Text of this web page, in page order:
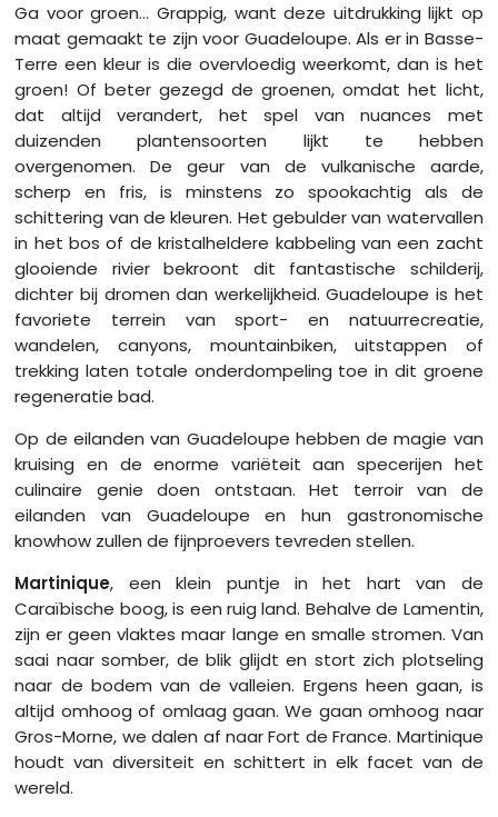
Ga voor groen... Grappig, want deze uitdrukking lijkt op
maat gemaakt te zijn voor Guadeloupe. Als er in Basse-
Terre een kleur is die overvloedig weerkomt, dan is het
groen! Of beter gezegd de groenen, omdat het licht,
dat altijd verandert, het spel van nuances met
duizenden plantensoorten lijkt te hebben
overgenomen. De geur van de vulkanische aarde,
scherp en fris, is minstens zo spookachtig als de
schittering van de kleuren. Het gebulder van watervallen
in het bos of de kristalheldere kabbeling van een zacht
glooiende rivier bekroont dit fantastische schilderij,
dichter bij dromen dan werkelijkheid. Guadeloupe is het
favoriete terrein van sport- en natuurrecreatie,
wandelen, canyons, mountainbiken, uitstappen of
trekking laten totale onderdompeling toe in dit groene
regeneratie bad.
Op de eilanden van Guadeloupe hebben de magie van
kruising en de enorme variëteit aan specerijen het
culinaire genie doen ontstaan. Het terroir van de
eilanden van Guadeloupe en hun gastronomische
knowhow zullen de fijnproevers tevreden stellen.
Martinique, een klein puntje in het hart van de
Caraïbische boog, is een ruig land. Behalve de Lamentin,
zijn er geen vlaktes maar lange en smalle stromen. Van
saai naar somber, de blik glijdt en stort zich plotseling
naar de bodem van de valleien. Ergens heen gaan, is
altijd omhoog of omlaag gaan. We gaan omhoog naar
Gros-Morne, we dalen af ​​naar Fort de France. Martinique
houdt van diversiteit en schittert in elk facet van de
wereld.